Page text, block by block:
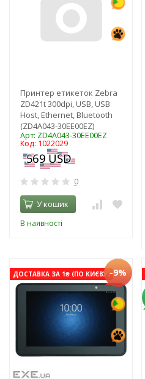
Принтер етикеток Zebra
ZD421t 300dpi, USB, USB
Host, Ethernet, Bluetooth
(ZD4A043-30EE00EZ)
Арт: ZD4A043-30EE00EZ
Код: 1022029
0
У кошик
В наявності
ДОСТАВКА ЗА 1₴ (ПО КИЄВУ)-9%